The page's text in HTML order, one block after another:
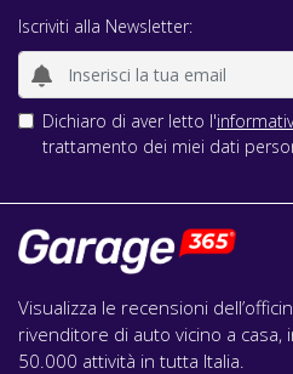
Iscriviti alla Newsletter:
Dichiaro di aver letto l'
trattamento dei miei dati
Visualizza le recensioni
rivenditore di auto vicino a casa,
50.000 attività in tutta Italia.